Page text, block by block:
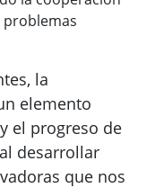
la
elemento
el progreso de
desarrollar
que nos